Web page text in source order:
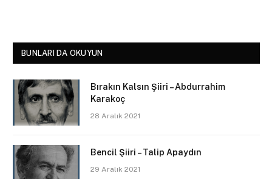
BUNLARI DA OKUYUN
Bırakın Kalsın Şiiri – Abdurrahim
Karakoç
28 Aralık 2021
Bencil Şiiri – Talip Apaydın
29 Aralık 2021